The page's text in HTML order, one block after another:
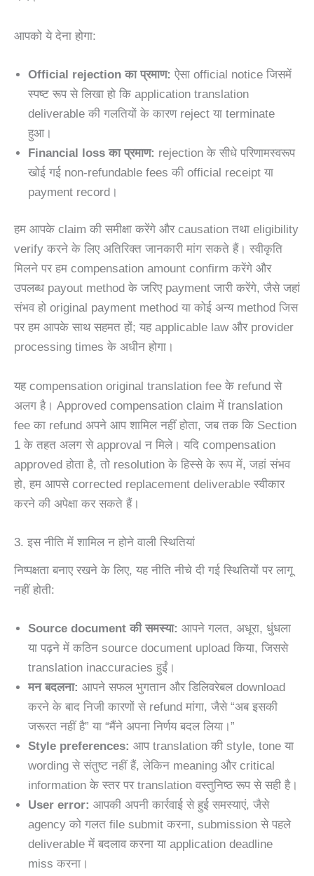
आपको ये देना होगा:
Official rejection का प्रमाण: ऐसा official notice जिसमें
स्पष्ट रूप से लिखा हो कि application translation
deliverable की गलतियों के कारण reject या terminate
हुआ।
Financial loss का प्रमाण: rejection के सीधे परिणामस्वरूप
खोई गई non-refundable fees की official receipt या
payment record।
हम आपके claim की समीक्षा करेंगे और causation तथा eligibility
verify करने के लिए अतिरिक्त जानकारी मांग सकते हैं। स्वीकृति
मिलने पर हम compensation amount confirm करेंगे और
उपलब्ध payout method के जरिए payment जारी करेंगे, जैसे जहां
संभव हो original payment method या कोई अन्य method जिस
पर हम आपके साथ सहमत हों; यह applicable law और provider
processing times के अधीन होगा।
यह compensation original translation fee के refund से
अलग है। Approved compensation claim में translation
fee का refund अपने आप शामिल नहीं होता, जब तक कि Section
1 के तहत अलग से approval न मिले। यदि compensation
approved होता है, तो resolution के हिस्से के रूप में, जहां संभव
हो, हम आपसे corrected replacement deliverable स्वीकार
करने की अपेक्षा कर सकते हैं।
3. इस नीति में शामिल न होने वाली स्थितियां
निष्पक्षता बनाए रखने के लिए, यह नीति नीचे दी गई स्थितियों पर लागू
नहीं होती:
Source document की समस्या: आपने गलत, अधूरा, धुंधला
या पढ़ने में कठिन source document upload किया, जिससे
translation inaccuracies हुईं।
मन बदलना: आपने सफल भुगतान और डिलिवरेबल download
करने के बाद निजी कारणों से refund मांगा, जैसे “अब इसकी
जरूरत नहीं है” या “मैंने अपना निर्णय बदल लिया।”
Style preferences: आप translation की style, tone या
wording से संतुष्ट नहीं हैं, लेकिन meaning और critical
information के स्तर पर translation वस्तुनिष्ठ रूप से सही है।
User error: आपकी अपनी कार्रवाई से हुई समस्याएं, जैसे
agency को गलत file submit करना, submission से पहले
deliverable में बदलाव करना या application deadline
miss करना।